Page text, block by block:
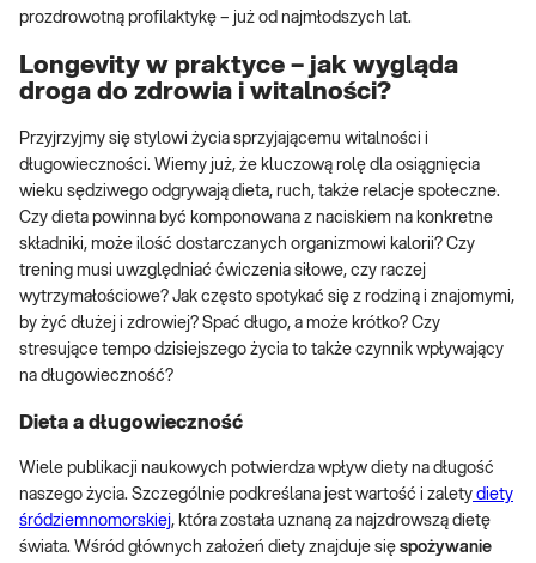
prozdrowotną profilaktykę – już od najmłodszych lat.
Longevity w praktyce – jak wygląda
droga do zdrowia i witalności?
Przyjrzyjmy się stylowi życia sprzyjającemu witalności i
długowieczności. Wiemy już, że kluczową rolę dla osiągnięcia
wieku sędziwego odgrywają dieta, ruch, także relacje społeczne.
Czy dieta powinna być komponowana z naciskiem na konkretne
składniki, może ilość dostarczanych organizmowi kalorii? Czy
trening musi uwzględniać ćwiczenia siłowe, czy raczej
wytrzymałościowe? Jak często spotykać się z rodziną i znajomymi,
by żyć dłużej i zdrowiej? Spać długo, a może krótko? Czy
stresujące tempo dzisiejszego życia to także czynnik wpływający
na długowieczność?
Dieta a długowieczność
Wiele publikacji naukowych potwierdza wpływ diety na długość
naszego życia. Szczególnie podkreślana jest wartość i zalety diety
śródziemnomorskiej, która została uznaną za najzdrowszą dietę
świata. Wśród głównych założeń diety znajduje się spożywanie